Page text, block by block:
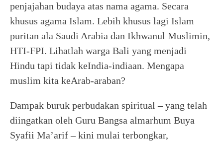
penjajahan budaya atas nama agama. Secara
khusus agama Islam. Lebih khusus lagi Islam
puritan ala Saudi Arabia dan Ikhwanul Muslimin,
HTI-FPI. Lihatlah warga Bali yang menjadi
Hindu tapi tidak keIndia-indiaan. Mengapa
muslim kita keArab-araban?
Dampak buruk perbudakan spiritual – yang telah
diingatkan oleh Guru Bangsa almarhum Buya
Syafii Ma’arif – kini mulai terbongkar,